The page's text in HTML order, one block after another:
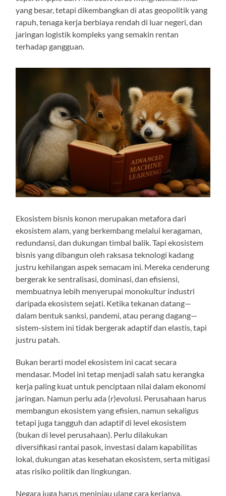
yang besar, tetapi dikembangkan di atas geopolitik yang
rapuh, tenaga kerja berbiaya rendah di luar negeri, dan
jaringan logistik kompleks yang semakin rentan
terhadap gangguan.
Ekosistem bisnis konon merupakan metafora dari
ekosistem alam, yang berkembang melalui keragaman,
redundansi, dan dukungan timbal balik. Tapi ekosistem
bisnis yang dibangun oleh raksasa teknologi kadang
justru kehilangan aspek semacam ini. Mereka cenderung
bergerak ke sentralisasi, dominasi, dan efisiensi,
membuatnya lebih menyerupai monokultur industri
daripada ekosistem sejati. Ketika tekanan datang—
dalam bentuk sanksi, pandemi, atau perang dagang—
sistem-sistem ini tidak bergerak adaptif dan elastis, tapi
justru patah.
Bukan berarti model ekosistem ini cacat secara
mendasar. Model ini tetap menjadi salah satu kerangka
kerja paling kuat untuk penciptaan nilai dalam ekonomi
jaringan. Namun perlu ada (r)evolusi. Perusahaan harus
membangun ekosistem yang efisien, namun sekaligus
tetapi juga tangguh dan adaptif di level ekosistem
(bukan di level perusahaan). Perlu dilakukan
diversifikasi rantai pasok, investasi dalam kapabilitas
lokal, dukungan atas kesehatan ekosistem, serta mitigasi
atas risiko politik dan lingkungan.
Negara juga harus meninjau ulang cara kerjanya.